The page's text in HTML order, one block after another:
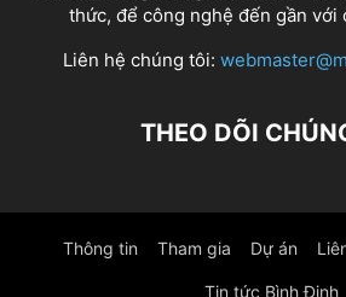
thức, để công nghệ đến gần với
Liên hệ chúng tôi:
THEO DÕI
Thông tin Tham gia Dự án
Tin tức Bình Định